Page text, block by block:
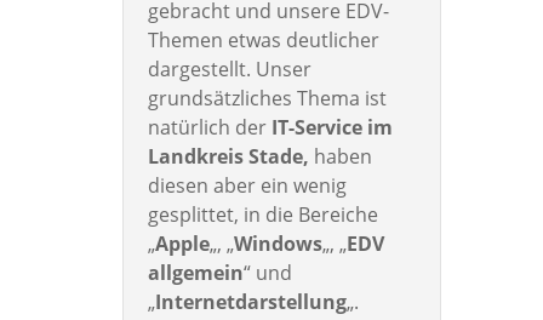
gebracht und unsere EDV-
Themen etwas deutlicher
dargestellt. Unser
grundsätzliches Thema ist
natürlich der IT-Service im
Landkreis Stade, haben
diesen aber ein wenig
gesplittet, in die Bereiche
„Apple„, „Windows„, „EDV
allgemein“ und
„Internetdarstellung„.